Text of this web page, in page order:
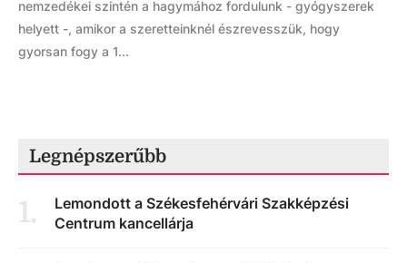
nemzedékei szintén a hagymához fordulunk - gyógyszerek
helyett -, amikor a szeretteinknél észrevesszük, hogy
gyorsan fogy a 1...
Legnépszerűbb
1.
Lemondott a Székesfehérvári Szakképzési
Centrum kancellárja